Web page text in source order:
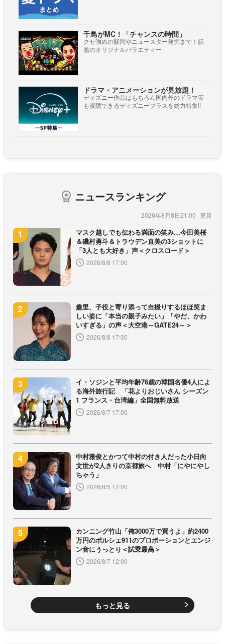
千鳥がMC！「チャンスの時間」
クセ強めの疑問やニュースター発掘まで！話
題のオリジナルバラエティー
ドラマ・アニメーションが見放題！
ディズニー作品はもちろん国内外のドラマ等
も視聴できるディズニープラスを総力特集!!
ニュースランキング
2026年8月8日21:00
マスク越しでも伝わる満面の笑み…今田美桜
＆磯村勇斗＆トラウデン直美の3ショットに
「3人とも大好き」声＜クロスロード＞
2026/8/8 17:00
趣里、子役と寄り添って自撮りするほほ笑ま
しい姿に「本当の親子みたい」「やだ、かわ
いすぎる」の声＜大空港～GATE24～＞
2026/8/8 17:30
イ・ソジンと平均年齢76歳の韓国名優4人によ
る海外旅行記 「花よりおじいさん シーズン
1 フランス・台湾編」全国無料放送
2026/8/7 17:00
中村雅俊とかつて中村の付き人だった小日向
文世が2人きりの京都旅へ 中村「にやにやし
ちゃう」
2026/8/5 12:00
カンニング竹山「俺3000万で買うよ」約2400
万円のポルシェ911のプロポーションとエンジ
ン音にうっとり＜試乗最高＞
2026/8/7 12:00
もっと見る